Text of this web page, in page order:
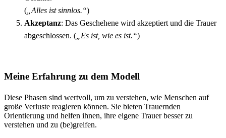
( „Alles ist sinnlos.“)
Akzeptanz: Das Geschehene wird akzeptiert und die Trauer
abgeschlossen. ( „Es ist, wie es ist.“)
Meine Erfahrung zu dem Modell
Diese Phasen sind wertvoll, um zu verstehen, wie Menschen auf
große Verluste reagieren können. Sie bieten Trauernden
Orientierung und helfen ihnen, ihre eigene Trauer besser zu
verstehen und zu (be)greifen.